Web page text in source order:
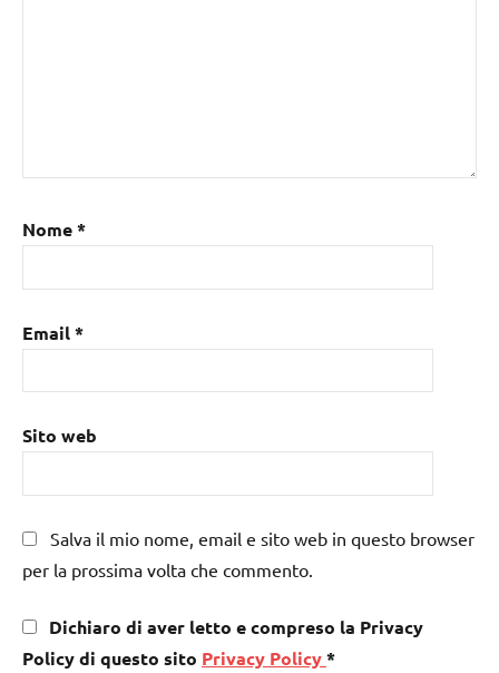
Nome*
Email*
Sito web
Salva il mio nome, email e sito web in questo browser
per la prossima volta che commento.
Dichiaro di aver letto e compreso la Privacy
Policy di questo sito Privacy Policy*